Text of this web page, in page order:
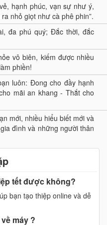
hạnh phúc, vạn sự như ý,
nhỏ giọt như cà phê phin”.
đa phú quý; Đắc thời, đắc
vô biên, kiếm được nhiều
phiền!
luôn: Đong cho đầy hạnh
mãi an khang - Thắt cho
mới, nhiều hiểu biết mới và
đình và những người thân
tết được không?
bạn tạo thiệp online và dễ
máy ?